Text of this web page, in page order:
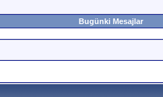
Bugünki Mesajlar